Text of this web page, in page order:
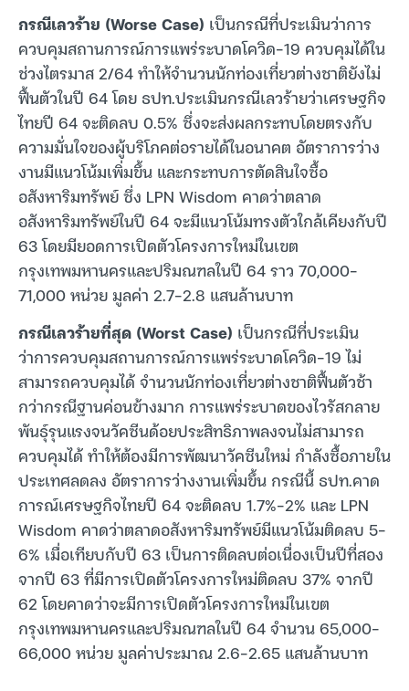
กรณีเลวร้าย (Worse Case) เป็นกรณีที่ประเมินว่าการ
ควบคุมสถานการณ์การแพร่ระบาดโควิด-19 ควบคุมได้ใน
ช่วงไตรมาส 2/64 ทำให้จำนวนนักท่องเที่ยวต่างชาติยังไม่
ฟื้นตัวในปี 64 โดย ธปท.ประเมินกรณีเลวร้ายว่าเศรษฐกิจ
ไทยปี 64 จะติดลบ 0.5% ซึ่งจะส่งผลกระทบโดยตรงกับ
ความมั่นใจของผู้บริโภคต่อรายได้ในอนาคต อัตราการว่าง
งานมีแนวโน้มเพิ่มขึ้น และกระทบการตัดสินใจซื้อ
อสังหาริมทรัพย์ ซึ่ง LPN Wisdom คาดว่าตลาด
อสังหาริมทรัพย์ในปี 64 จะมีแนวโน้มทรงตัวใกล้เคียงกับปี
63 โดยมียอดการเปิดตัวโครงการใหม่ในเขต
กรุงเทพมหานครและปริมณฑลในปี 64 ราว 70,000-
71,000 หน่วย มูลค่า 2.7-2.8 แสนล้านบาท
กรณีเลวร้ายที่สุด (Worst Case) เป็นกรณีที่ประเมิน
ว่าการควบคุมสถานการณ์การแพร่ระบาดโควิด-19 ไม่
สามารถควบคุมได้ จำนวนนักท่องเที่ยวต่างชาติฟื้นตัวช้า
กว่ากรณีฐานค่อนข้างมาก การแพร่ระบาดของไวรัสกลาย
พันธุ์รุนแรงจนวัคซีนด้อยประสิทธิภาพลงจนไม่สามารถ
ควบคุมได้ ทำให้ต้องมีการพัฒนาวัคซีนใหม่ กำลังซื้อภายใน
ประเทศลดลง อัตราการว่างงานเพิ่มขึ้น กรณีนี้ ธปท.คาด
การณ์เศรษฐกิจไทยปี 64 จะติดลบ 1.7%-2% และ LPN
Wisdom คาดว่าตลาดอสังหาริมทรัพย์มีแนวโน้มติดลบ 5-
6% เมื่อเทียบกับปี 63 เป็นการติดลบต่อเนื่องเป็นปีที่สอง
จากปี 63 ที่มีการเปิดตัวโครงการใหม่ติดลบ 37% จากปี
62 โดยคาดว่าจะมีการเปิดตัวโครงการใหม่ในเขต
กรุงเทพมหานครและปริมณฑลในปี 64 จำนวน 65,000-
66,000 หน่วย มูลค่าประมาณ 2.6-2.65 แสนล้านบาท